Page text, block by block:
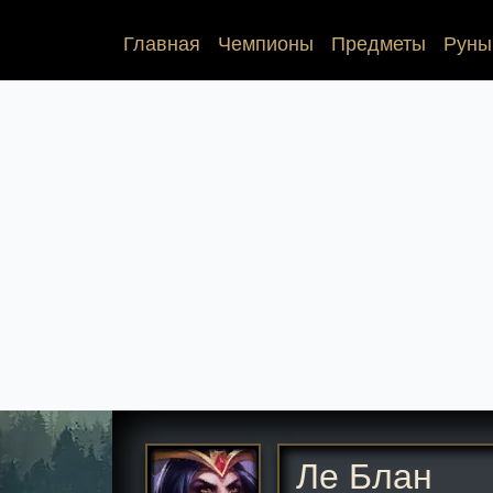
Главная(current)
Чемпионы Предметы Руны
Ле Блан